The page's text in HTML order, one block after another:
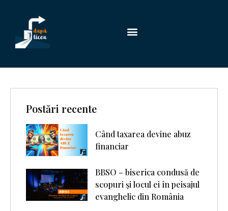
Postări recente
Când taxarea devine abuz
financiar
BBSO – biserica condusă de
scopuri şi locul ei în peisajul
evanghelic din România